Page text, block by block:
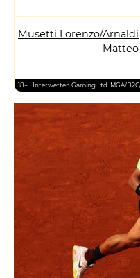
Musetti Lorenzo/Arnaldi
Matteo
18+ | Interwetten Gaming Ltd. MGA/